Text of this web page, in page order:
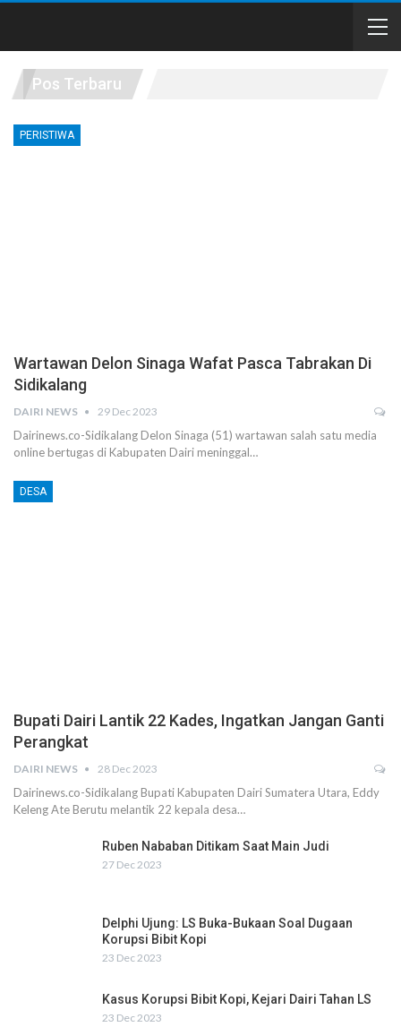
Pos Terbaru
PERISTIWA
Wartawan Delon Sinaga Wafat Pasca Tabrakan Di
Sidikalang
DAIRI NEWS 29 Dec 2023
Dairinews.co-Sidikalang Delon Sinaga (51) wartawan salah satu media
online bertugas di Kabupaten Dairi meninggal…
DESA
Bupati Dairi Lantik 22 Kades, Ingatkan Jangan Ganti
Perangkat
DAIRI NEWS 28 Dec 2023
Dairinews.co-Sidikalang Bupati Kabupaten Dairi Sumatera Utara, Eddy
Keleng Ate Berutu melantik 22 kepala desa…
Ruben Nababan Ditikam Saat Main Judi
27 Dec 2023
Delphi Ujung: LS Buka-Bukaan Soal Dugaan
Korupsi Bibit Kopi
23 Dec 2023
Kasus Korupsi Bibit Kopi, Kejari Dairi Tahan LS
23 Dec 2023